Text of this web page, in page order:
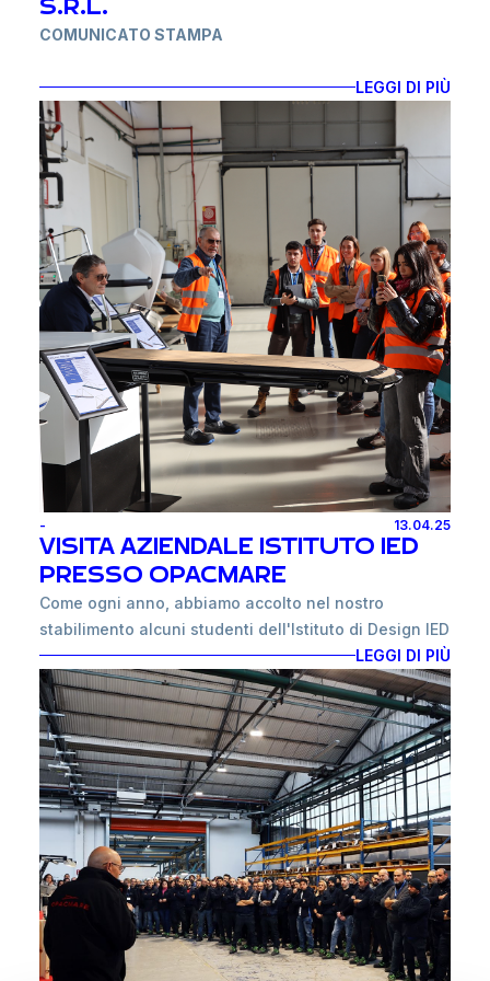
esclusive con passerelle, scalette e altre soluzioni
Il Four Seasons Yacht debutterà nel gennaio 2026,
navigando tra i Caraibi e il Mediterraneo con 95
suite, ognuna dotata di terrazze private e layout
modulari all'avanguardia.
Un’esperienza senza eguali, dove lusso, privacy e
personalizzazione sono le parole chiave.
Con questa importante collaborazione, confermiamo
di voler continuare a lavorare con passione per
portare a bordo soluzioni Opacmare che sappiano
anticipare le esigenze del futuro della nautica di
lusso, con la qualità e l’innovazione che ci
contraddistinguono.
S.R.L.
COMUNICATO STAMPA
OPACMARE S.P.A. annuncia l’acquisizione di PIN-
CRAFT S.R.L.
Un passo strategico verso l’eccellenza nel settore
nautico.
Opacmare S.p.A., leader nel settore
dell’accessoristica nautica, annuncia con
entusiasmo l’acquisizione di Pin-Craft s.r.l., realtà
riconosciuta per la sua competenza e qualità nel
panorama nautico italiano.
Questa operazione rappresenta un passaggio
strategico fondamentale per il nostro Gruppo, mosso
da cinque obiettivi chiave:
• Avvicinarsi a un polo produttivo d’eccellenza: Il sito
produttivo viareggino in cui opera Pin-Craft s.r.l. è
uno dei cuori pulsanti dell’industria nautica italiana,
rinomata a livello internazionale per innovazione e
qualità manifatturiera.
• Espandere il portafoglio prodotti: L’acquisizione ci
consente di integrare nuove soluzioni e ampliare la
nostra offerta per coprire anche i sistemi di
movimentazione per imbarcazioni oltre i 50 metri,
consolidando così la nostra presenza nei segmenti
di alta gamma.
In questo modo il gruppo potrà soddisfare esigenze
per imbarcazioni dai 10 ai 200 metri.
• Offrire soluzioni “chiavi in mano”: Con
l’integrazione delle competenze e delle infrastrutture
di Pin-Craft s.r.l., saremo in grado di fornire ai nostri
LEGGI DI PIÙ
- 13.04.25
VISITA AZIENDALE ISTITUTO IED
PRESSO OPACMARE
Come ogni anno, abbiamo accolto nel nostro
stabilimento alcuni studenti dell'Istituto di Design IED
di Torino. Oltre alla visita didattica, hanno
partecipato ad un progetto relativo all'ideazione di
nuove soluzioni di accessoristica nautica per le
imbarcazioni del futuro.
Spunti di riflessione e visioni innovative favoriscono
sempre la crescita personale e arricchiscono chi
partecipa a questi progetti.
LEGGI DI PIÙ